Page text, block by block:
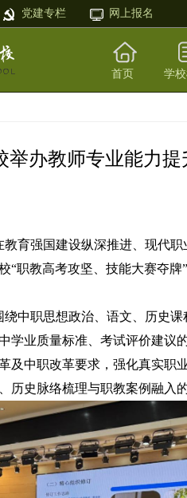
党建专栏 网上报名
首页 学
举办教师专业能力提
育强国建设纵深推进、现代
“职教高考攻坚、技能大赛夺
中职思想政治、语文、历史
学业质量标准、考试评价建议
及中职改革要求，强化真实职
历史脉络梳理与职教案例融入